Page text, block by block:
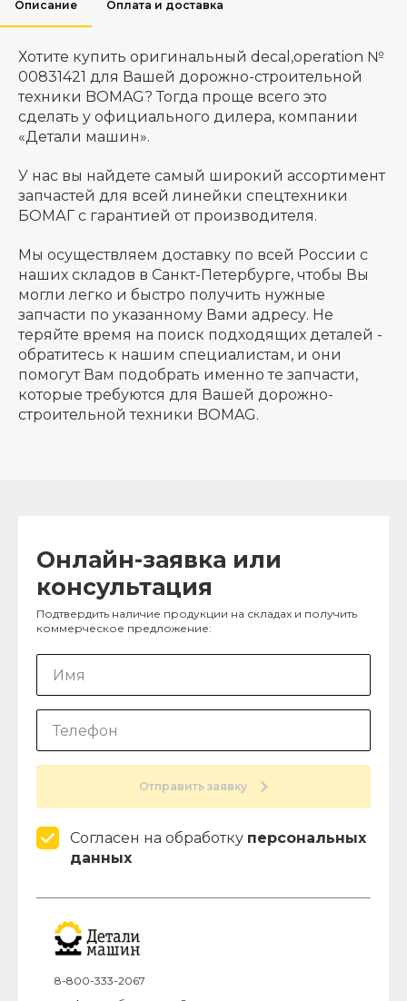
Описание Оплата и доставка
Хотите купить оригинальный decal,operation №
00831421 для Вашей дорожно-строительной
техники BOMAG? Тогда проще всего это
сделать у официального дилера, компании
«Детали машин».
У нас вы найдете самый широкий ассортимент
запчастей для всей линейки спецтехники
БОМАГ с гарантией от производителя.
Мы осуществляем доставку по всей России с
наших складов в Санкт-Петербурге, чтобы Вы
могли легко и быстро получить нужные
запчасти по указанному Вами адресу. Не
теряйте время на поиск подходящих деталей -
обратитесь к нашим специалистам, и они
помогут Вам подобрать именно те запчасти,
которые требуются для Вашей дорожно-
строительной техники BOMAG.
Онлайн-заявка или
консультация
Подтвердить наличие продукции на складах и получить
коммерческое предложение:
Отправить заявку
Согласен на обработку персональных
данных
8-800-333-2067